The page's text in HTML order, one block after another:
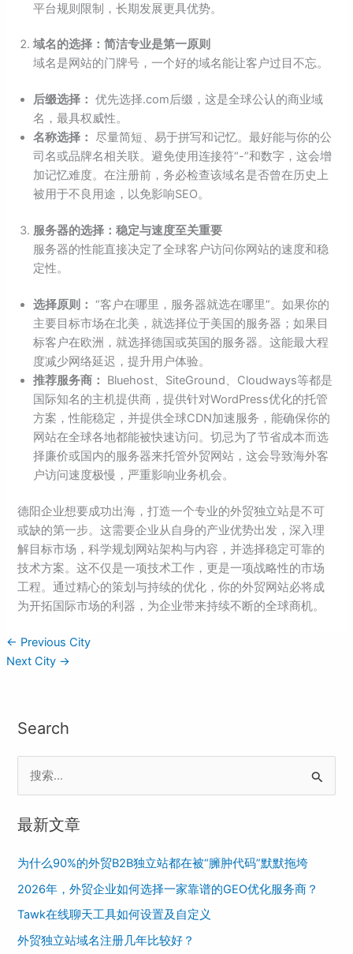
平台规则限制，长期发展更具优势。
域名的选择：简洁专业是第一原则
域名是网站的门牌号，一个好的域名能让客户过目不忘。
后缀选择： 优先选择.com后缀，这是全球公认的商业域
名，最具权威性。
名称选择：
尽量简短、易于拼写和记忆。最好能与你的公
司名或品牌名相关联。避免使用连接符“-”和数字，这会增
加记忆难度。在注册前，务必检查该域名是否曾在历史上
被用于不良用途，以免影响SEO。
服务器的选择：稳定与速度至关重要
服务器的性能直接决定了全球客户访问你网站的速度和稳
定性。
选择原则： “客户在哪里，服务器就选在哪里”。如果你的
主要目标市场在北美，就选择位于美国的服务器；如果目
标客户在欧洲，就选择德国或英国的服务器。这能最大程
度减少网络延迟，提升用户体验。
推荐服务商：
Bluehost、SiteGround、Cloudways等都是
国际知名的主机提供商，提供针对WordPress优化的托管
方案，性能稳定，并提供全球CDN加速服务，能确保你的
网站在全球各地都能被快速访问。切忌为了节省成本而选
择廉价或国内的服务器来托管外贸网站，这会导致海外客
户访问速度极慢，严重影响业务机会。
德阳企业想要成功出海，打造一个专业的外贸独立站是不可
或缺的第一步。这需要企业从自身的产业优势出发，深入理
解目标市场，科学规划网站架构与内容，并选择稳定可靠的
技术方案。这不仅是一项技术工作，更是一项战略性的市场
工程。通过精心的策划与持续的优化，你的外贸网站必将成
为开拓国际市场的利器，为企业带来持续不断的全球商机。
← Previous City
Next City →
Search
a
c
h
f
o
最新文章
为什么90%的外贸B2B独立站都在被“臃肿代码”默默拖垮
2026年，外贸企业如何选择一家靠谱的GEO优化服务商？
Tawk在线聊天工具如何设置及自定义
外贸独立站域名注册几年比较好？